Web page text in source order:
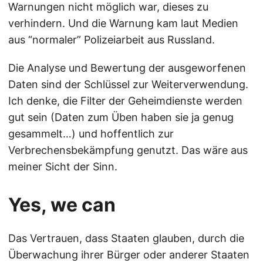
Warnungen nicht möglich war, dieses zu
verhindern. Und die Warnung kam laut Medien
aus “normaler” Polizeiarbeit aus Russland.
Die Analyse und Bewertung der ausgeworfenen
Daten sind der Schlüssel zur Weiterverwendung.
Ich denke, die Filter der Geheimdienste werden
gut sein (Daten zum Üben haben sie ja genug
gesammelt…) und hoffentlich zur
Verbrechensbekämpfung genutzt. Das wäre aus
meiner Sicht der Sinn.
Yes, we can
Das Vertrauen, dass Staaten glauben, durch die
Überwachung ihrer Bürger oder anderer Staaten